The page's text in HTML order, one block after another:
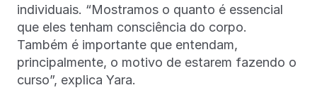
individuais. “Mostramos o quanto é essencial
que eles tenham consciência do corpo.
Também é importante que entendam,
principalmente, o motivo de estarem fazendo o
curso”, explica Yara.